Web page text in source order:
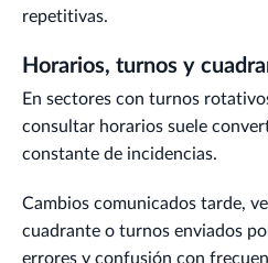
repetitivas.
Horarios, turnos y
En sectores con turnos
consultar horarios suele
constante de incidencias.
Cambios comunicados tarde,
cuadrante o turnos enviados
errores y confusión con